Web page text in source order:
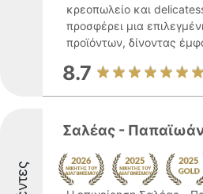
κρεοπωλείο και
προσφέρει μια
προϊόντων, δίνοντας
8.7
Σαλέας -